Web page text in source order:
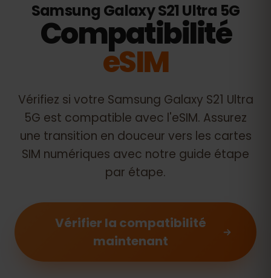
Samsung Galaxy S21 Ultra 5G
Compatibilité
eSIM
Vérifiez si votre Samsung Galaxy S21 Ultra
5G est compatible avec l'eSIM. Assurez
une transition en douceur vers les cartes
SIM numériques avec notre guide étape
par étape.
Vérifier la compatibilité
maintenant